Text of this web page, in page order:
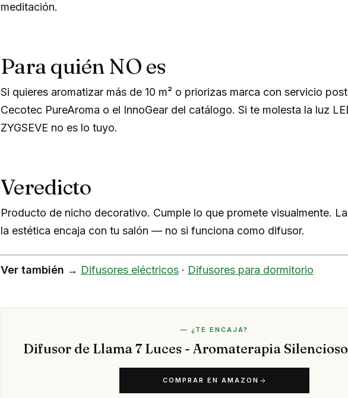
meditación.
Para quién NO es
Si quieres aromatizar más de 10 m² o priorizas marca con servicio
Cecotec PureAroma o el InnoGear del catálogo. Si te molesta la luz
ZYGSEVE no es lo tuyo.
Veredicto
Producto de nicho decorativo. Cumple lo que promete visualmente.
la estética encaja con tu salón — no si funciona como difusor.
Ver también → Difusores eléctricos · Difusores para dormitorio
— ¿TE ENCAJA?
Difusor de Llama 7 Luces - Aromaterapia
COMPRAR EN AMAZON